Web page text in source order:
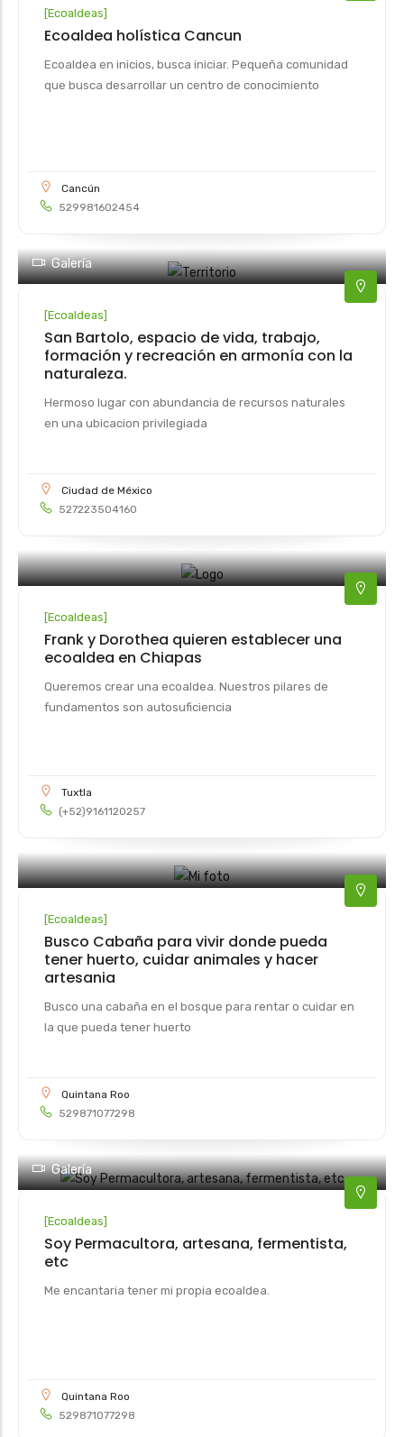
[Ecoaldeas]
Ecoaldea holística Cancun
Ecoaldea en inicios, busca iniciar. Pequeña comunidad
que busca desarrollar un centro de conocimiento
Cancún
529981602454
Galería
[Ecoaldeas]
San Bartolo, espacio de vida, trabajo,
formación y recreación en armonía con la
naturaleza.
Hermoso lugar con abundancia de recursos naturales
en una ubicacion privilegiada
Ciudad de México
527223504160
[Ecoaldeas]
Frank y Dorothea quieren establecer una
ecoaldea en Chiapas
Queremos crear una ecoaldea. Nuestros pilares de
fundamentos son autosuficiencia
Tuxtla
(+52)9161120257
[Ecoaldeas]
Busco Cabaña para vivir donde pueda
tener huerto, cuidar animales y hacer
artesania
Busco una cabaña en el bosque para rentar o cuidar en
la que pueda tener huerto
Quintana Roo
529871077298
Galería
[Ecoaldeas]
Soy Permacultora, artesana, fermentista,
etc
Me encantaria tener mi propia ecoaldea.
Quintana Roo
529871077298